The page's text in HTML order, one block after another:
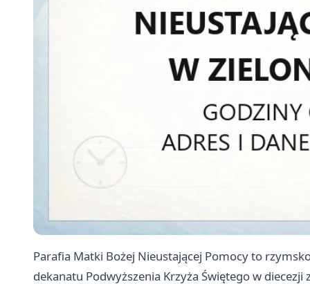
Parafia Matki Bożej Nieustającej Pomocy to
dekanatu Podwyższenia Krzyża Świętego w